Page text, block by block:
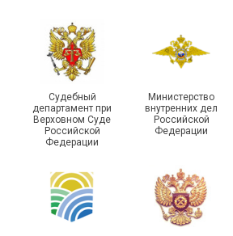
Чествование ветеранов
боевых действий
Самарской области
Судебный
департамент при
Верховном Суде
Российской
Федерации
Министерство
внутренних дел
Российской
Федерации